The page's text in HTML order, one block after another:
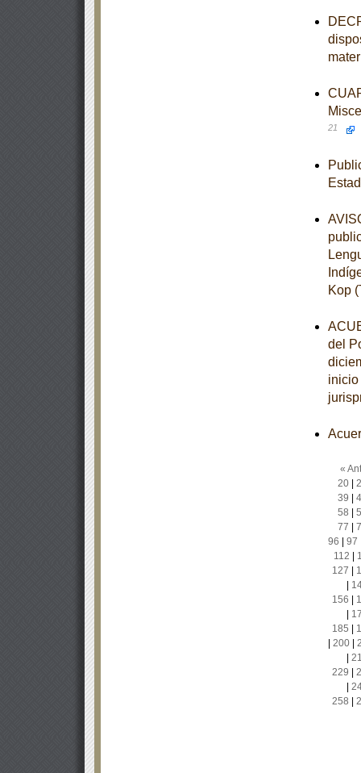
21
Kop
del
inicio
«
20|
39
58
77
96
97
112
127
156
185
200|
229
258